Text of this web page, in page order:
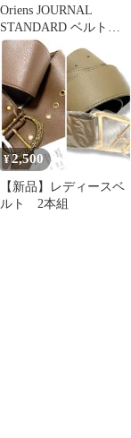
Oriens JOURNAL
STANDARD ベルトデ
ザインツイルパンツ 迷
¥2,500
【新品】レディースベ
ルト 2本組